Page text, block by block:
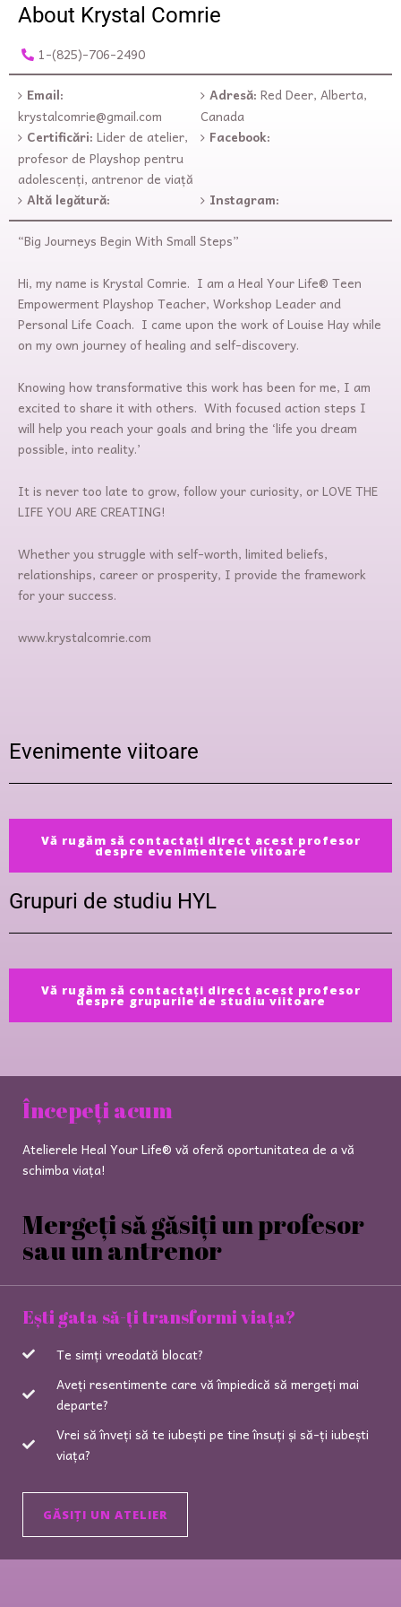
About Krystal Comrie
1-(825)-706-2490
Email:
krystalcomrie@gmail.com
Adresă: Red Deer, Alberta,
Canada
Certificări: Lider de atelier,
profesor de Playshop pentru
adolescenți, antrenor de viață
Facebook:
Altă legătură: Instagram:
“Big Journeys Begin With Small Steps”
Hi, my name is Krystal Comrie. I am a Heal Your Life® Teen
Empowerment Playshop Teacher, Workshop Leader and
Personal Life Coach. I came upon the work of Louise Hay while
on my own journey of healing and self-discovery.
Knowing how transformative this work has been for me, I am
excited to share it with others. With focused action steps I
will help you reach your goals and bring the ‘life you dream
possible, into reality.’
It is never too late to grow, follow your curiosity, or LOVE THE
LIFE YOU ARE CREATING!
Whether you struggle with self-worth, limited beliefs,
relationships, career or prosperity, I provide the framework
for your success.
www.krystalcomrie.com
Evenimente viitoare
Vă rugăm să contactați direct acest profesor
despre evenimentele viitoare
Grupuri de studiu HYL
Vă rugăm să contactați direct acest profesor
despre grupurile de studiu viitoare
Începeți acum
Atelierele Heal Your Life® vă oferă oportunitatea de a vă
schimba viața!
Mergeți să găsiți un profesor
sau un antrenor
Ești gata să-ți transformi viața?
Te simți vreodată blocat?
Aveți resentimente care vă împiedică să mergeți mai
departe?
Vrei să înveți să te iubești pe tine însuți și să-ți iubești
viața?
GĂSIȚI UN ATELIER